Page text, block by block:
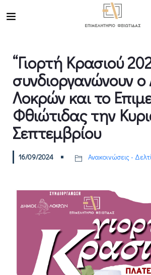
“Γιορτή Κρασιού
συνδιοργανώνουν
Λοκρών και το
Φθιώτιδας την
Σεπτεμβρίου
16/09/2024 Ανακοινώσεις -